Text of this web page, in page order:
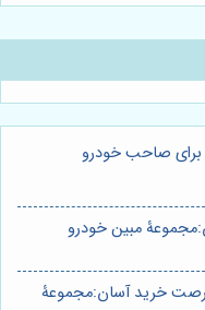
صاحب خودرو
مبین خودرو
خرید آسان:مجموعۀ